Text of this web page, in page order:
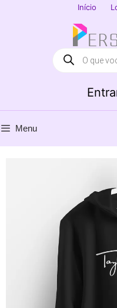
Início
Products
search
Menu